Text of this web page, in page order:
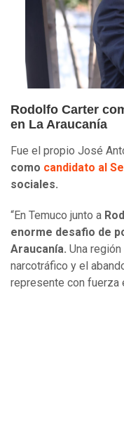
Rodolfo Carter
en La Araucanía
Fue el propio José
como candidato al
sociales.
“En Temuco junto a
enorme desafio de
Araucanía. Una
narcotráfico y el
represente con fuerza